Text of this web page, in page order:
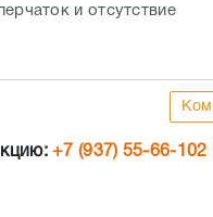
и отсутствие
+7 (937) 55-66-102